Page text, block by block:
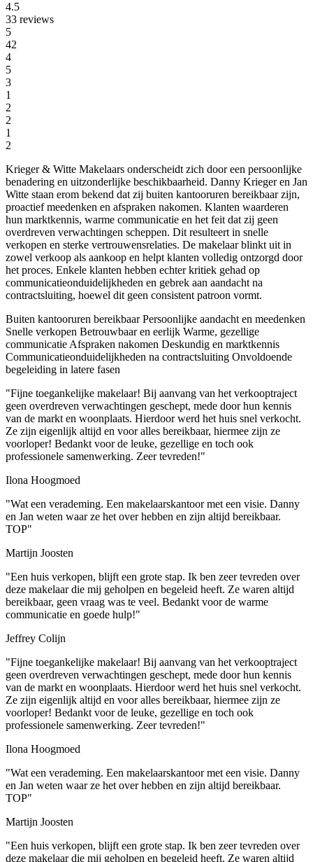
4.5
33 reviews
5
42
4
5
3
1
2
2
1
2
Krieger & Witte Makelaars onderscheidt zich door een persoonlijke
benadering en uitzonderlijke beschikbaarheid. Danny Krieger en Jan
Witte staan erom bekend dat zij buiten kantooruren bereikbaar zijn,
proactief meedenken en afspraken nakomen. Klanten waarderen
hun marktkennis, warme communicatie en het feit dat zij geen
overdreven verwachtingen scheppen. Dit resulteert in snelle
verkopen en sterke vertrouwensrelaties. De makelaar blinkt uit in
zowel verkoop als aankoop en helpt klanten volledig ontzorgd door
het proces. Enkele klanten hebben echter kritiek gehad op
communicatieonduidelijkheden en gebrek aan aandacht na
contractsluiting, hoewel dit geen consistent patroon vormt.
Buiten kantooruren bereikbaarPersoonlijke aandacht en meedenken
Snelle verkopen Betrouwbaar en eerlijk Warme, gezellige
communicatieAfspraken nakomen Deskundig en marktkennis
Communicatieonduidelijkheden na contractsluiting Onvoldoende
begeleiding in latere fasen
"Fijne toegankelijke makelaar! Bij aanvang van het verkooptraject
geen overdreven verwachtingen geschept, mede door hun kennis
van de markt en woonplaats. Hierdoor werd het huis snel verkocht.
Ze zijn eigenlijk altijd en voor alles bereikbaar, hiermee zijn ze
voorloper! Bedankt voor de leuke, gezellige en toch ook
professionele samenwerking. Zeer tevreden!"
Ilona Hoogmoed
"Wat een verademing. Een makelaarskantoor met een visie. Danny
en Jan weten waar ze het over hebben en zijn altijd bereikbaar.
TOP"
Martijn Joosten
"Een huis verkopen, blijft een grote stap. Ik ben zeer tevreden over
deze makelaar die mij geholpen en begeleid heeft. Ze waren altijd
bereikbaar, geen vraag was te veel. Bedankt voor de warme
communicatie en goede hulp!"
Jeffrey Colijn
"Fijne toegankelijke makelaar! Bij aanvang van het verkooptraject
geen overdreven verwachtingen geschept, mede door hun kennis
van de markt en woonplaats. Hierdoor werd het huis snel verkocht.
Ze zijn eigenlijk altijd en voor alles bereikbaar, hiermee zijn ze
voorloper! Bedankt voor de leuke, gezellige en toch ook
professionele samenwerking. Zeer tevreden!"
Ilona Hoogmoed
"Wat een verademing. Een makelaarskantoor met een visie. Danny
en Jan weten waar ze het over hebben en zijn altijd bereikbaar.
TOP"
Martijn Joosten
"Een huis verkopen, blijft een grote stap. Ik ben zeer tevreden over
deze makelaar die mij geholpen en begeleid heeft. Ze waren altijd